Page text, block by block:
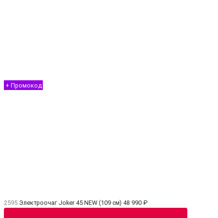
+ Промокод
2595 Электроочаг Joker 45 NEW (109 см) 48 990 ₽